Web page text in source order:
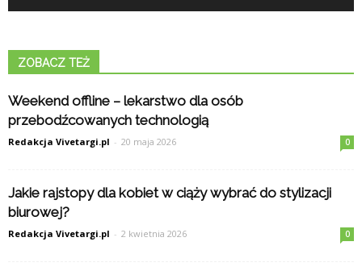
ZOBACZ TEŻ
Weekend offline – lekarstwo dla osób
przebodźcowanych technologią
Redakcja Vivetargi.pl - 20 maja 2026 0
Jakie rajstopy dla kobiet w ciąży wybrać do stylizacji
biurowej?
Redakcja Vivetargi.pl - 2 kwietnia 2026 0